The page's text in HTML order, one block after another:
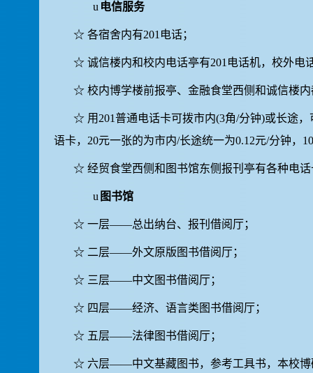
u 电信服务
☆ 各宿舍内有201 电话；
☆ 诚信楼内和校内电话亭有201 电话机，校外电
☆ 校内博学楼前报亭、金融食堂西侧和诚信楼
☆ 用 201普通电话卡可拨市内(3角/分钟)或长途，
语卡， 20元一张的为市内/长途统一为0.12元/分钟，
☆ 经贸食堂西侧和图书馆东侧报刊亭有各种电
u 图书馆
☆ 一层——总出纳台、报刊借阅厅；
☆ 二层——外文原版图书借阅厅；
☆ 三层——中文图书借阅厅；
☆ 四层——经济、语言类图书借阅厅；
☆ 五层——法律图书借阅厅；
☆ 六层——中文基藏图书，参考工具书，本校博